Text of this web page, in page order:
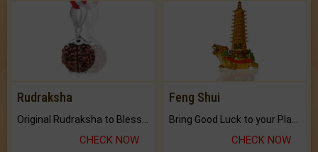
Rudraksha
CHECK NOW
Feng Shui
CHECK NOW